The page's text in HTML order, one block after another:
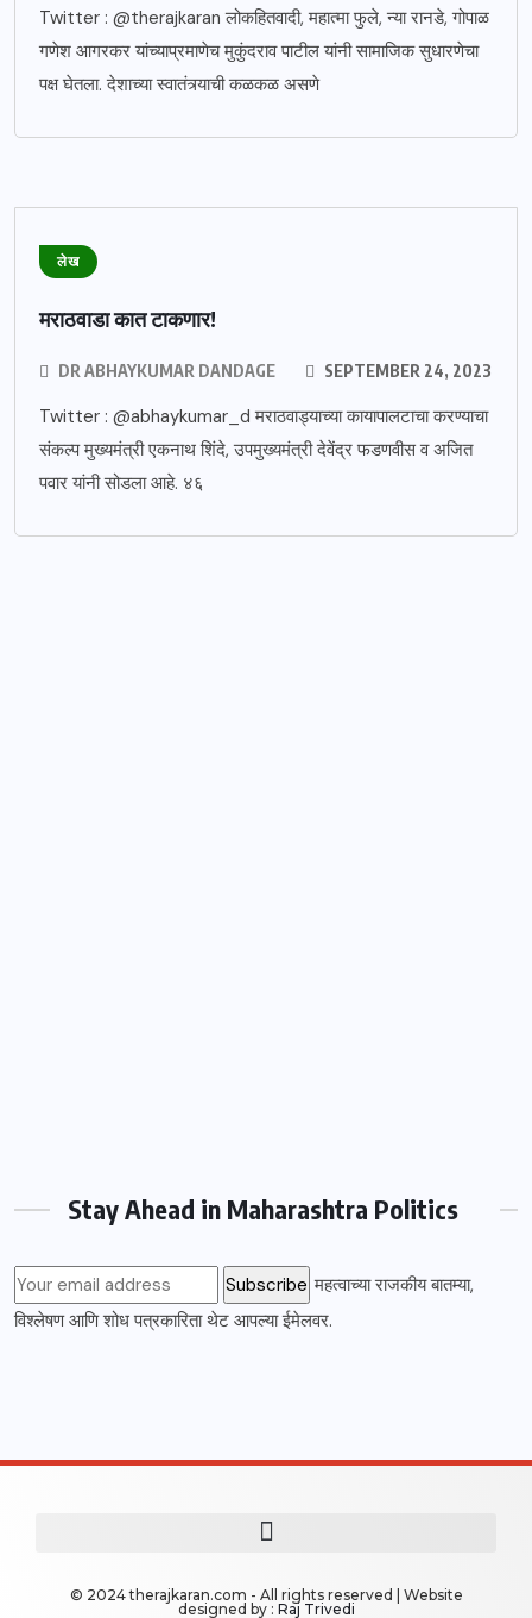
Twitter : @therajkaran लोकहितवादी, महात्मा फुले, न्या रानडे, गोपाळ
गणेश आगरकर यांच्याप्रमाणेच मुकुंदराव पाटील यांनी सामाजिक सुधारणेचा
पक्ष घेतला. देशाच्या स्वातंत्र्याची कळकळ असणे
लेख
मराठवाडा कात टाकणार!
DR ABHAYKUMAR DANDAGE SEPTEMBER 24, 2023
Twitter : @abhaykumar_d मराठवाड्याच्या कायापालटाचा करण्याचा
संकल्प मुख्यमंत्री एकनाथ शिंदे, उपमुख्यमंत्री देवेंद्र फडणवीस व अजित
पवार यांनी सोडला आहे. ४६
Stay Ahead in Maharashtra Politics
महत्वाच्या राजकीय बातम्या,
विश्लेषण आणि शोध पत्रकारिता थेट आपल्या ईमेलवर.
© 2024 therajkaran.com - All rights reserved | Website
designed by : Raj Trivedi